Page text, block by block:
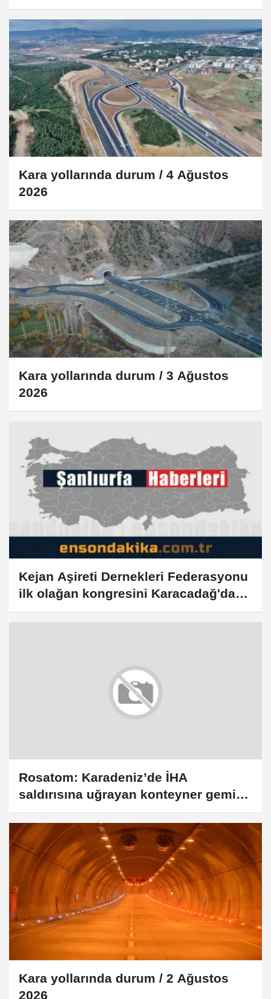
durdurdu
Kara yollarında durum / 4 Ağustos
2026
Kara yollarında durum / 3 Ağustos
2026
Kejan Aşireti Dernekleri Federasyonu
ilk olağan kongresini Karacadağ'da
düzenledi
Rosatom: Karadeniz’de İHA
saldırısına uğrayan konteyner gemisi
battı
Kara yollarında durum / 2 Ağustos
2026